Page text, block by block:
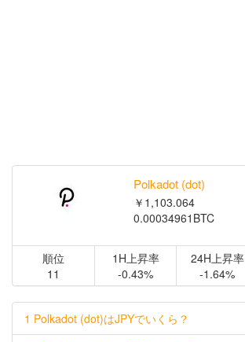
Polkadot (dot)
￥1,103.064
0.00034961BTC
順位
11
1H上昇率
-0.43%
24H上昇率
-1.64%
1 Polkadot (dot)はJPYでいくら？